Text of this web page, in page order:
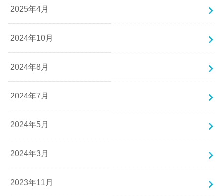
2025年4月
2024年10月
2024年8月
2024年7月
2024年5月
2024年3月
2023年11月